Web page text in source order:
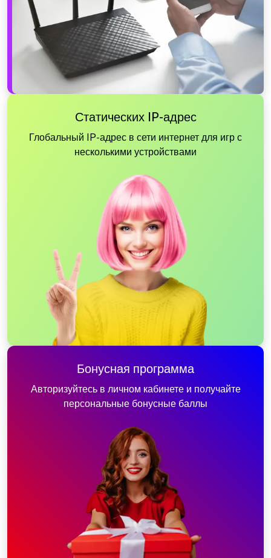
Статических IP-адрес
Глобальный IP-адрес в сети интернет для игр с
несколькими устройствами
Бонусная программа
Авторизуйтесь в личном кабинете и получайте
персональные бонусные баллы